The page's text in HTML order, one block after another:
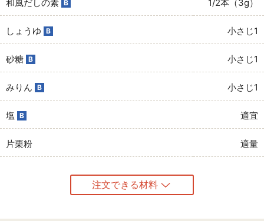
和風だしの素 B 1/2本（3g）
しょうゆ B 小さじ1
砂糖 B 小さじ1
みりん B 小さじ1
塩 B 適宜
片栗粉 適量
注文できる材料